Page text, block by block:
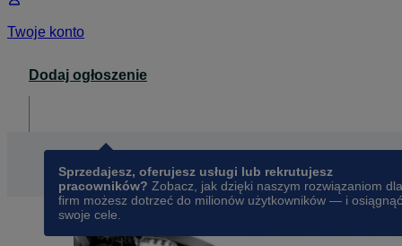
Twoje konto
Dodaj ogłoszenie
Sprzedajesz, oferujesz usługi lub rekrutujesz
pracowników? Zobacz, jak dzięki naszym rozwiązaniom dla
firm możesz dotrzeć do milionów użytkowników — i osiągnąć
swoje cele.